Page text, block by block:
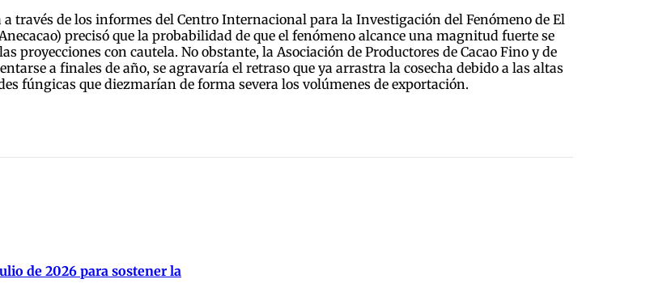
través de los informes del Centro Internacional para la Investigación del Fenómeno de El
precisó que la probabilidad de que el fenómeno alcance una magnitud fuerte se
proyecciones con cautela. No obstante, la Asociación de Productores de Cacao Fino y de
a finales de año, se agravaría el retraso que ya arrastra la cosecha debido a las altas
fúngicas que diezmarían de forma severa los volúmenes de exportación.
de 2026 para sostener la